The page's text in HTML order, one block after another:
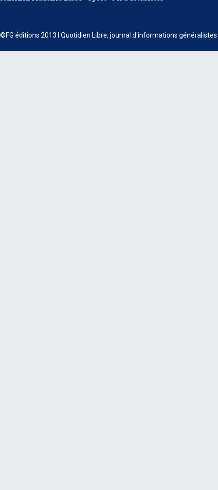
©FG éditions 2013 I Quotidien Libre, journal d'informations généralistes